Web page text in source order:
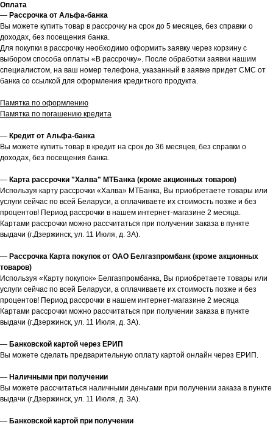
Оплата
— Рассрочка от Альфа-банка
Вы можете купить товар в рассрочку на срок до 5 месяцев, без справки о
доходах, без посещения банка.
Для покупки в рассрочку необходимо оформить заявку через корзину с
выбором способа оплаты «В рассрочку». После обработки заявки нашим
специалистом, на ваш номер телефона, указанный в заявке придет СМС от
банка со ссылкой для оформления кредитного продукта.
Памятка по оформлению
Памятка по погашению кредита
— Кредит от Альфа-банка
Вы можете купить товар в кредит на срок до 36 месяцев, без справки о
доходах, без посещения банка.
— Карта рассрочки "Халва" МТБанка (кроме акционных товаров)
Используя карту рассрочки «Халва» МТБанка, Вы приобретаете товары или
услуги сейчас по всей Беларуси, а оплачиваете их стоимость позже и без
процентов! Период рассрочки в нашем интернет-магазине 2 месяца.
Картами рассрочки можно рассчитаться при получении заказа в пункте
выдачи (г.Дзержинск, ул. 11 Июля, д. 3А).
— Рассрочка Карта покупок от ОАО Белгазпромбанк (кроме акционных
товаров)
Используя «Карту покупок» Белгазпромбанка, Вы приобретаете товары или
услуги сейчас по всей Беларуси, а оплачиваете их стоимость позже и без
процентов! Период рассрочки в нашем интернет-магазине 2 месяца
Картами рассрочки можно рассчитаться при получении заказа в пункте
выдачи (г.Дзержинск, ул. 11 Июля, д. 3А).
— Банковской картой через ЕРИП
Вы можете сделать предварительную оплату картой онлайн через ЕРИП.
— Наличными при получении
Вы можете рассчитаться наличными деньгами при получении заказа в пункте
выдачи (г.Дзержинск, ул. 11 Июля, д. 3А).
— Банковской картой при получении